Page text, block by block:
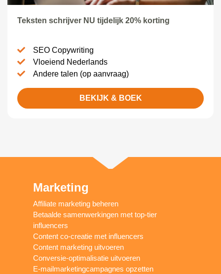
Teksten schrijver NU tijdelijk 20% korting
SEO Copywriting
Vloeiend Nederlands
Andere talen (op aanvraag)
BEKIJK & BOEK
Marketing
Affiliate marketing beheren
Betaalde samenwerkingen met top-tier
influencers
Content co-creatie met influencers
Content marketing uitvoeren
Conversie-optimalisatie uitvoeren
E-mailmarketingcampagnes opzetten